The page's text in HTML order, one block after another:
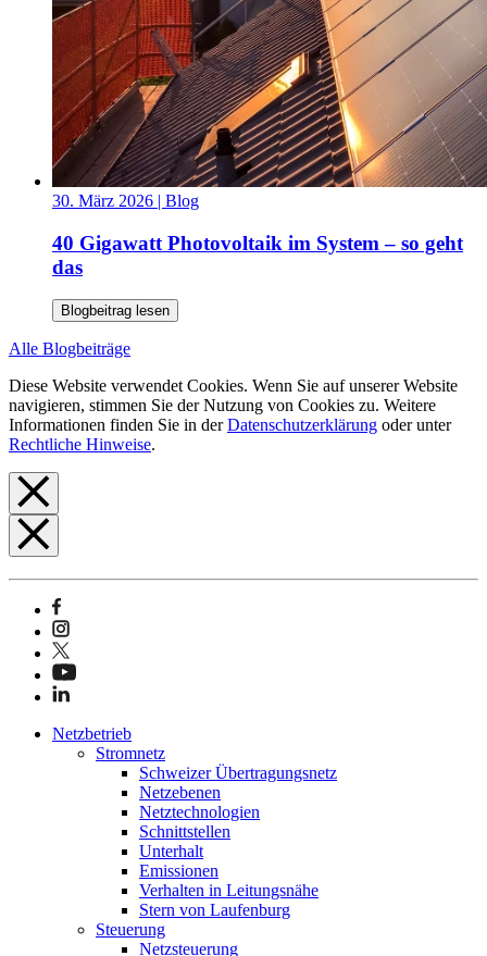
30. März 2026 | Blog
40 Gigawatt Photovoltaik im System – so geht
das
Blogbeitrag lesen
Alle Blogbeiträge
Diese Website verwendet Cookies. Wenn Sie auf unserer Website
navigieren, stimmen Sie der Nutzung von Cookies zu. Weitere
Informationen finden Sie in derDatenschutzerklärung oder unter
Rechtliche Hinweise.
Netzbetrieb
Stromnetz
Schweizer Übertragungsnetz
Netzebenen
Netztechnologien
Schnittstellen
Unterhalt
Emissionen
Verhalten in Leitungsnähe
Stern von Laufenburg
Steuerung
Netzsteuerung